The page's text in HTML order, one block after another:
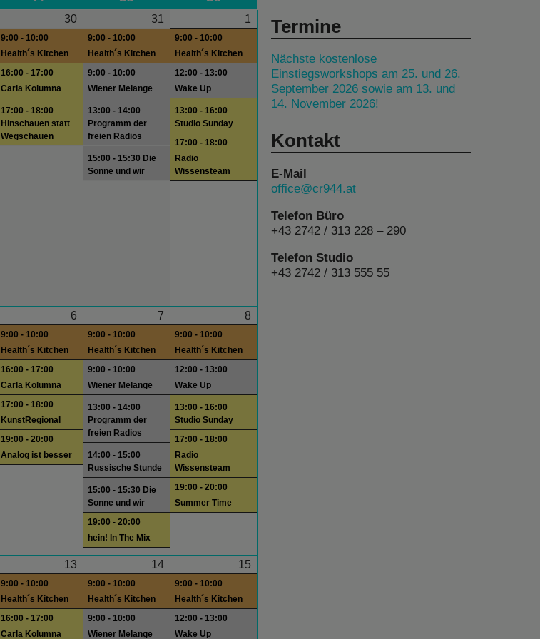
30
9:00 - 10:00
Health´s Kitchen
16:00 - 17:00
Carla Kolumna
17:00 - 18:00
Hinschauen statt
Wegschauen
31
9:00 - 10:00
Health´s Kitchen
9:00 - 10:00
Wiener Melange
13:00 - 14:00
Programm der
freien Radios
15:00 - 15:30 Die
Sonne und wir
1
9:00 - 10:00
Health´s Kitchen
12:00 - 13:00
Wake Up
13:00 - 16:00
Studio Sunday
17:00 - 18:00
Radio
Wissensteam
6
9:00 - 10:00
Health´s Kitchen
16:00 - 17:00
Carla Kolumna
17:00 - 18:00
KunstRegional
19:00 - 20:00
Analog ist besser
7
9:00 - 10:00
Health´s Kitchen
9:00 - 10:00
Wiener Melange
13:00 - 14:00
Programm der
freien Radios
14:00 - 15:00
Russische Stunde
15:00 - 15:30 Die
Sonne und wir
19:00 - 20:00
hein! In The Mix
8
9:00 - 10:00
Health´s Kitchen
12:00 - 13:00
Wake Up
13:00 - 16:00
Studio Sunday
17:00 - 18:00
Radio
Wissensteam
19:00 - 20:00
Summer Time
13
9:00 - 10:00
Health´s Kitchen
16:00 - 17:00
Carla Kolumna
14
9:00 - 10:00
Health´s Kitchen
9:00 - 10:00
Wiener Melange
15
9:00 - 10:00
Health´s Kitchen
12:00 - 13:00
Wake Up
Termine
Nächste kostenlose
Einstiegsworkshops am 25. und 26.
September 2026 sowie am 13. und
14. November 2026!
Kontakt
E-Mail
office@cr944.at
Telefon Büro
+43 2742 / 313 228 – 290
Telefon Studio
+43 2742 / 313 555 55